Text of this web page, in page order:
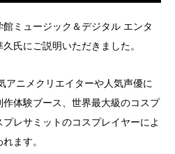
ミュージック＆デジタル エンタ
氏にご説明いただきました。
アニメクリエイターや人気声優に
体験ブース、世界最大級のコスプ
レサミットのコスプレイヤーによ
ます。